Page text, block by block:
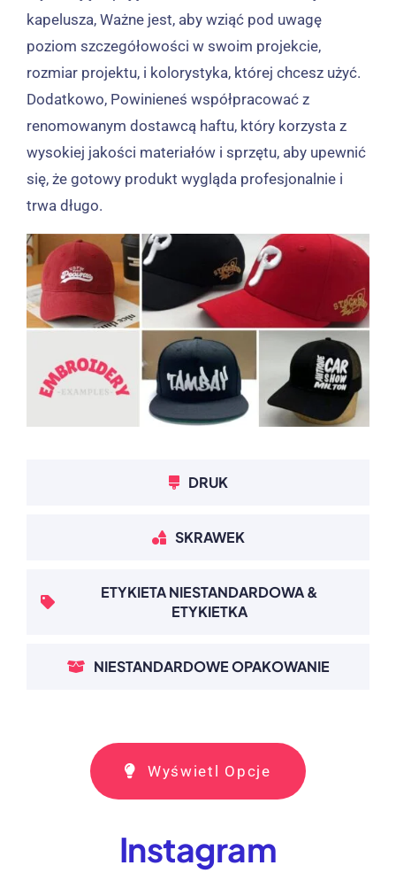
kapelusza, Ważne jest, aby wziąć pod uwagę
poziom szczegółowości w swoim projekcie,
rozmiar projektu, i kolorystyka, której chcesz użyć.
Dodatkowo, Powinieneś współpracować z
renomowanym dostawcą haftu, który korzysta z
wysokiej jakości materiałów i sprzętu, aby upewnić
się, że gotowy produkt wygląda profesjonalnie i
trwa długo.
DRUK
SKRAWEK
ETYKIETA NIESTANDARDOWA &
ETYKIETKA
NIESTANDARDOWE OPAKOWANIE
Wyświetl Opcje
Instagram